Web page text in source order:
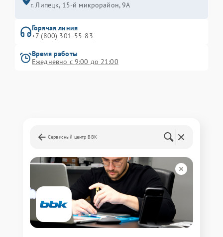
г. Липецк, 15-й микрорайон, 9А
Горячая линия
+7 (800) 301-55-83
Время работы
Ежедневно с 9:00 до 21:00
Сервисный центр BBK